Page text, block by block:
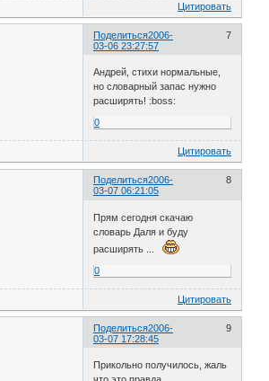
Цитировать
Поделиться 7
2006-
03-06 23:27:57
Андрей, стихи нормальные,
но словарный запас нужно
расширять! :boss:
0
Цитировать
Поделиться 8
2006-
03-07 06:21:05
Прям сегодня скачаю
словарь Даля и буду
расширять ...
0
Цитировать
Поделиться 9
2006-
03-07 17:28:45
Прикольно получилось, жаль